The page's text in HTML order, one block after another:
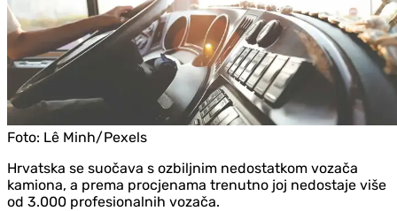
Foto: Lê Minh/Pexels
Hrvatska se suočava s ozbiljnim nedostatkom vozača
kamiona, a prema procjenama trenutno joj nedostaje više
od 3.000 profesionalnih vozača.